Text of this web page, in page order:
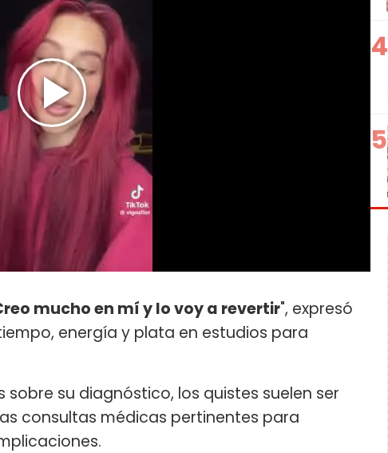
mucho en mí y lo voy a revertir", expresó
energía y plata en estudios para
su diagnóstico, los quistes suelen ser
consultas médicas pertinentes para
4
5